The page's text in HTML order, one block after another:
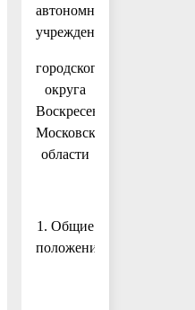
автономным
учреждениям
городского
округа
Воскресенск
Московской
области
1. Общие
положения